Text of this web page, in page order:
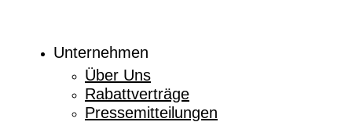
Unternehmen
Über Uns
Rabattverträge
Pressemitteilungen